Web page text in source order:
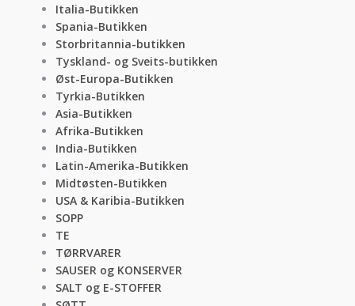
Italia-Butikken
Spania-Butikken
Storbritannia-butikken
Tyskland- og Sveits-butikken
Øst-Europa-Butikken
Tyrkia-Butikken
Asia-Butikken
Afrika-Butikken
India-Butikken
Latin-Amerika-Butikken
Midtøsten-Butikken
USA & Karibia-Butikken
SOPP
TE
TØRRVARER
SAUSER og KONSERVER
SALT og E-STOFFER